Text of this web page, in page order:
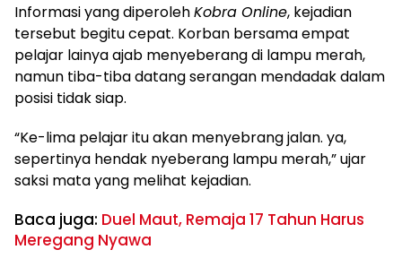
Informasi yang diperolehKobra Online, kejadian
tersebut begitu cepat. Korban bersama empat
pelajar lainya ajab menyeberang di lampu merah,
namun tiba-tiba datang serangan mendadak dalam
posisi tidak siap.
“Ke-lima pelajar itu akan menyebrang jalan. ya,
sepertinya hendak nyeberang lampu merah,” ujar
saksi mata yang melihat kejadian.
Baca juga: Duel Maut, Remaja 17 Tahun Harus
Meregang Nyawa